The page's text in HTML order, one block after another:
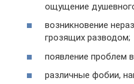
ощущение
возникновение
грозящих разводом;
появление проблем
различные фобии,